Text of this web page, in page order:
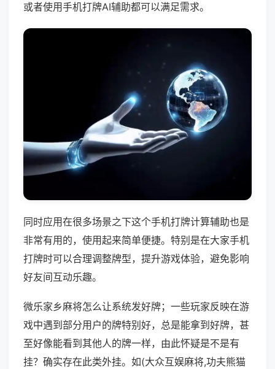
或者使用手机打牌AI辅助都可以满足需求。
同时应用在很多场景之下这个手机打牌计算辅助也是
非常有用的，使用起来简单便捷。特别是在大家手机
打牌时可以合理调整牌型，提升游戏体验，避免影响
好友间互动乐趣。
微乐家乡麻将怎么让系统发好牌；一些玩家反映在游
戏中遇到部分用户的牌特别好，总是能拿到好牌，甚
至好像能看到其他人的牌一样，由此怀疑是不是有
挂？确实存在此类外挂。如(大众互娱麻将,功夫熊猫